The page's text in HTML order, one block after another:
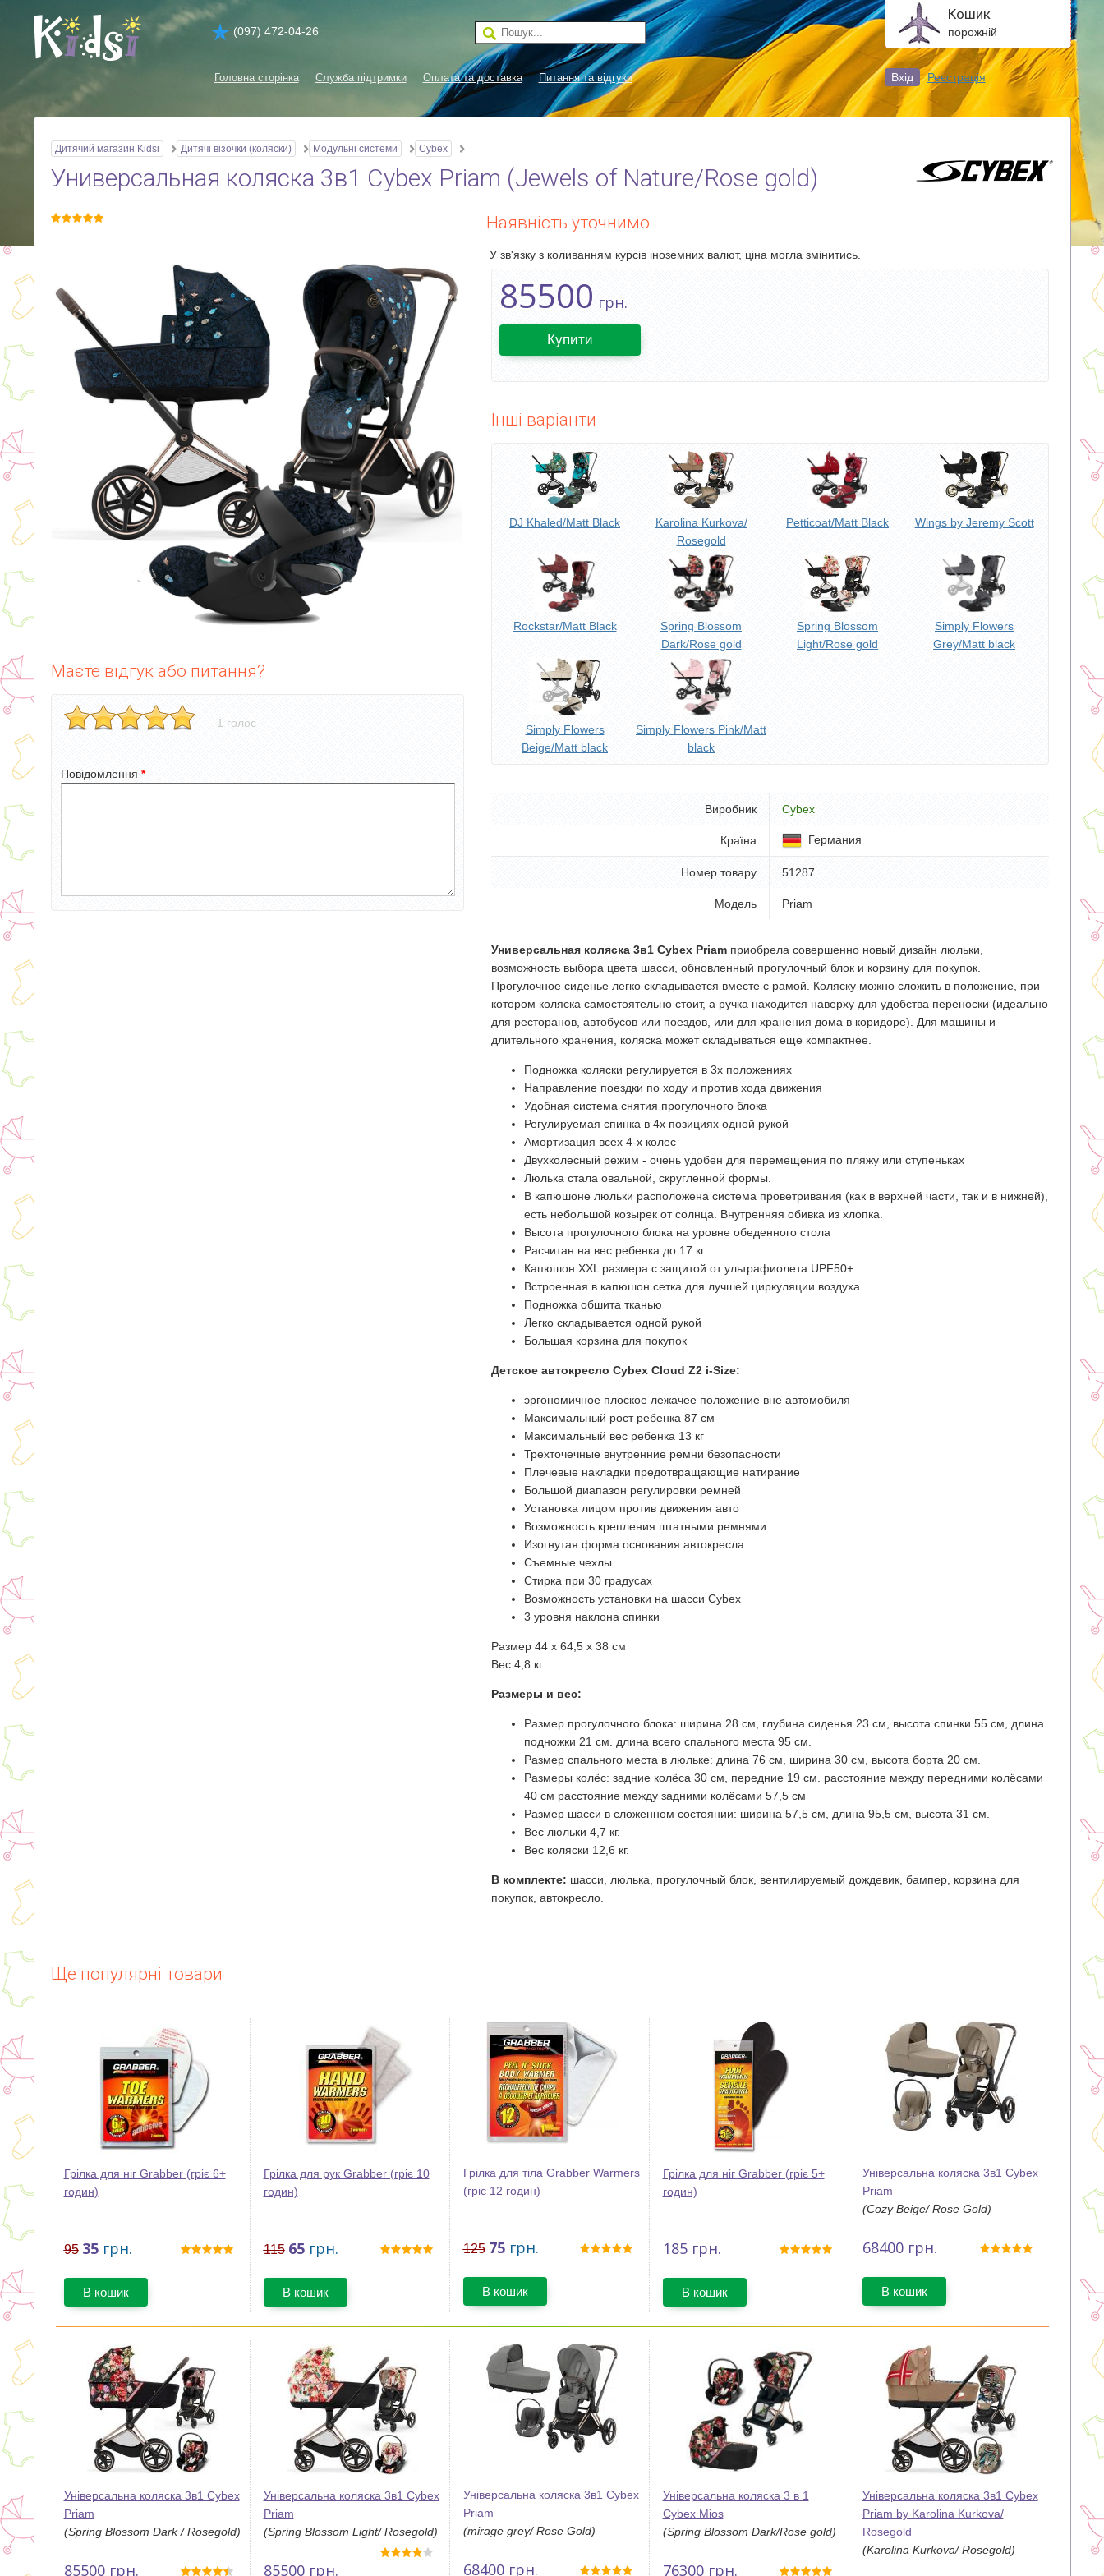
(097) 472-04-26
Кошик
порожній
Головна сторінка Служба підтримки Оплата та доставка Питання та відгуки Вхід Реєстрація
Дитячий магазин Kidsi Дитячі візочки (коляски) Модульні системи Cybex
Универсальная коляска 3в1 Cybex Priam (Jewels of Nature/Rose gold)
Наявність уточнимо
У зв'язку з коливанням курсів іноземних валют, ціна могла змінитись.
Маєте відгук або питання?
1 голос
Повідомлення *
85500 грн.
Купити
Інші варіанти
DJ Khaled/Matt Black
Karolina Kurkova/
Rosegold
Petticoat/Matt Black Wings by Jeremy Scott
Rockstar/Matt Black
Spring Blossom
Dark/Rose gold
Spring Blossom
Light/Rose gold
Simply Flowers
Grey/Matt black
Simply Flowers
Beige/Matt black
Simply Flowers Pink/Matt
black
Виробник Cybex
Країна Германия
Номер товару 51287
Модель Priam
Универсальная коляска 3в1 Cybex Priamприобрела совершенно новый дизайн люльки,
возможность выбора цвета шасси, обновленный прогулочный блок и корзину для покупок.
Прогулочное сиденье легко складывается вместе с рамой. Коляску можно сложить в положение, при
котором коляска самостоятельно стоит, а ручка находится наверху для удобства переноски (идеально
для ресторанов, автобусов или поездов, или для хранения дома в коридоре). Для машины и
длительного хранения, коляска может складываться еще компактнее.
Подножка коляски регулируется в 3х положениях
Направление поездки по ходу и против хода движения
Удобная система снятия прогулочного блока
Регулируемая спинка в 4х позициях одной рукой
Амортизация всех 4-х колес
Двухколесный режим - очень удобен для перемещения по пляжу или ступеньках
Люлька стала овальной, скругленной формы.
В капюшоне люльки расположена система проветривания (как в верхней части, так и в нижней),
есть небольшой козырек от солнца. Внутренняя обивка из хлопка.
Высота прогулочного блока на уровне обеденного стола
Расчитан на вес ребенка до 17 кг
Капюшон XXL размера с защитой от ультрафиолета UPF50+
Встроенная в капюшон сетка для лучшей циркуляции воздуха
Подножка обшита тканью
Легко складывается одной рукой
Большая корзина для покупок
Детское автокресло Cybex Cloud Z2 i-Size:
эргономичное плоское лежачее положение вне автомобиля
Максимальный рост ребенка 87 см
Максимальный вес ребенка 13 кг
Трехточечные внутренние ремни безопасности
Плечевые накладки предотвращающие натирание
Большой диапазон регулировки ремней
Установка лицом против движения авто
Возможность крепления штатными ремнями
Изогнутая форма основания автокресла
Съемные чехлы
Стирка при 30 градусах
Возможность установки на шасси Cybex
3 уровня наклона спинки
Размер 44 х 64,5 х 38 см
Вес 4,8 кг
Размеры и вес:
Размер прогулочного блока: ширина 28 см, глубина сиденья 23 см, высота спинки 55 см, длина
подножки 21 см. длина всего спального места 95 см.
Размер спального места в люльке: длина 76 см, ширина 30 см, высота борта 20 см.
Размеры колёс: задние колёса 30 см, передние 19 см. расстояние между передними колёсами
40 см расстояние между задними колёсами 57,5 см
Размер шасси в сложенном состоянии: ширина 57,5 см, длина 95,5 см, высота 31 см.
Вес люльки 4,7 кг.
Вес коляски 12,6 кг.
В комплекте: шасси, люлька, прогулочный блок, вентилируемый дождевик, бампер, корзина для
покупок, автокресло.
Ще популярні товари
Грілка для ніг Grabber (гріє 6+
годин)
95 35 грн.
В кошик
Грілка для рук Grabber (гріє 10
годин)
115 65 грн.
В кошик
Грілка для тіла Grabber Warmers
(гріє 12 годин)
125 75 грн.
В кошик
Грілка для ніг Grabber (гріє 5+
годин)
185грн.
В кошик
Універсальна коляска 3в1 Cybex
Priam
(Cozy Beige/ Rose Gold)
68400грн.
В кошик
Універсальна коляска 3в1 Cybex
Priam
(Spring Blossom Dark / Rosegold)
85500грн.
Універсальна коляска 3в1 Cybex
Priam
(Spring Blossom Light/ Rosegold)
85500грн.
Універсальна коляска 3в1 Cybex
Priam
(mirage grey/ Rose Gold)
68400грн.
Універсальна коляска 3 в 1
Cybex Mios
(Spring Blossom Dark/Rose gold)
76300грн.
Універсальна коляска 3в1 Cybex
Priam by Karolina Kurkova/
Rosegold
(Karolina Kurkova/ Rosegold)